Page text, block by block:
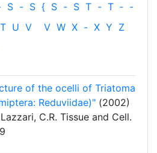
S - S { S - S T - T ‐ -
T U V V W X - X Y Z
of the ocelli of Triatoma
Reduviidae)" (2002)
C.R. Tissue and Cell.